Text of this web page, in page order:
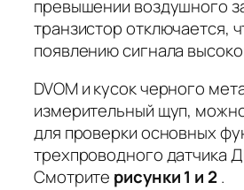
превышении воздушного
транзистор отключается,
появлению сигнала
DVOM и кусок черного
измерительный щуп,
для проверки основных
трехпроводного датчика
Смотрите рисунки 1 и 2 .